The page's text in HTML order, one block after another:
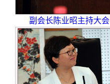
副会长陈业昭主持大会